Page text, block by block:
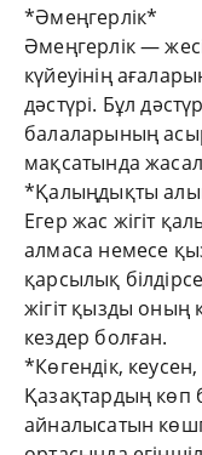
*Әмеңгерлік*
Әмеңгерлік —
күйеуінің
дәстүрі. Бұл
балаларының
мақсатында
*Қалыңдықты
Егер жас жігіт
алмаса немесе
қарсылық
жігіт қызды оның
кездер болған.
*Көгендік,
Қазақтардың көп
айналысатын